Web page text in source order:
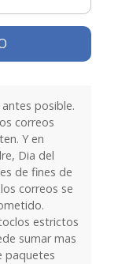
posible.
correos
Y en
Dia del
de fines de
correos se
estrictos
sumar mas
paquetes